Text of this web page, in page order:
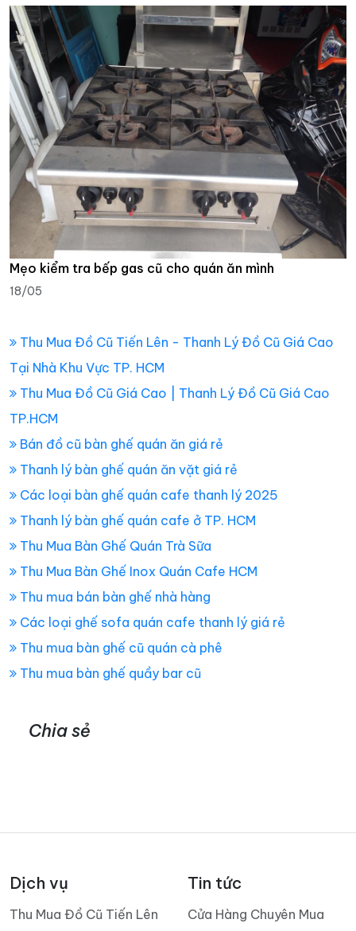
Mẹo kiểm tra bếp gas cũ cho quán ăn mình
18/05
Thu Mua Đồ Cũ Tiến Lên - Thanh Lý Đồ Cũ Giá Cao
Tại Nhà Khu Vực TP. HCM
Thu Mua Đồ Cũ Giá Cao | Thanh Lý Đồ Cũ Giá Cao
TP.HCM
Bán đồ cũ bàn ghế quán ăn giá rẻ
Thanh lý bàn ghế quán ăn vặt giá rẻ
Các loại bàn ghế quán cafe thanh lý 2025
Thanh lý bàn ghế quán cafe ở TP. HCM
Thu Mua Bàn Ghế Quán Trà Sữa
Thu Mua Bàn Ghế Inox Quán Cafe HCM
Thu mua bán bàn ghế nhà hàng
Các loại ghế sofa quán cafe thanh lý giá rẻ
Thu mua bàn ghế cũ quán cà phê
Thu mua bàn ghế quầy bar cũ
Chia sẻ
Dịch vụ
Thu Mua Đồ Cũ Tiến Lên
Tin tức
Cửa Hàng Chuyên Mua